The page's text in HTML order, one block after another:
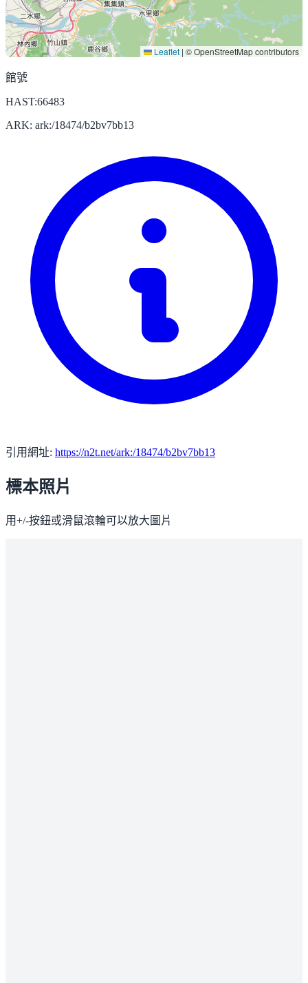
Leaflet | © OpenStreetMap contributors
館號
HAST:66483
ARK: ark:/18474/b2bv7bb13
引用網址: https://n2t.net/ark:/18474/b2bv7bb13
標本照片
用+/-按鈕或滑鼠滾輪可以放大圖片